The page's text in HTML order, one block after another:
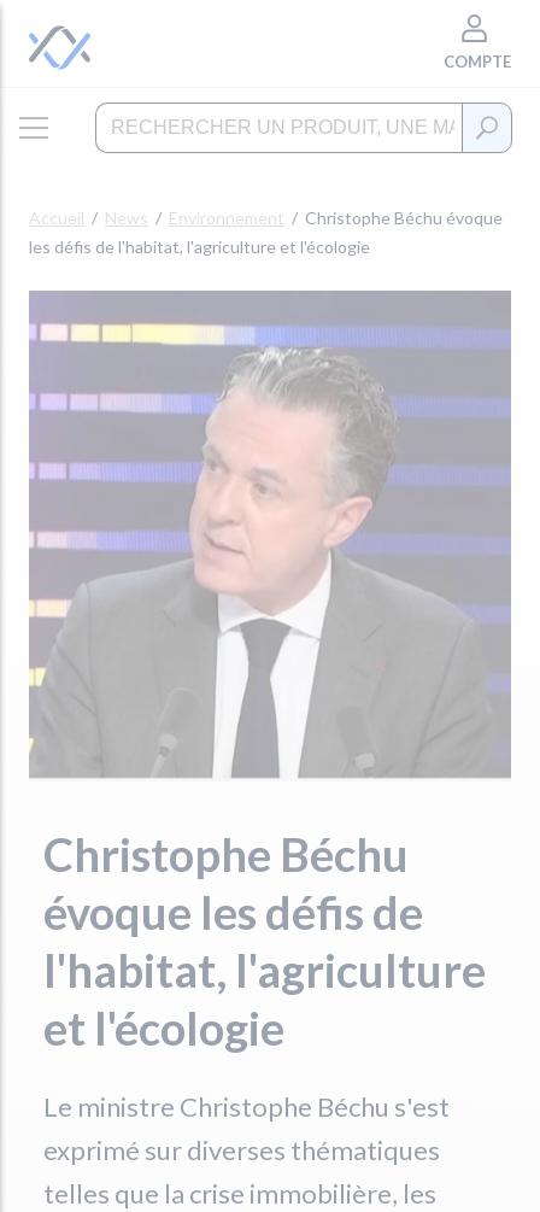
COMPTE
Accueil News Environnement
Christophe Béchu évoque
les défis de l'habitat, l'agriculture et l'écologie
Christophe Béchu
évoque les défis de
l'habitat, l'agriculture
et l'écologie
Le ministre Christophe Béchu s'est
exprimé sur diverses thématiques
telles que la crise immobilière, les